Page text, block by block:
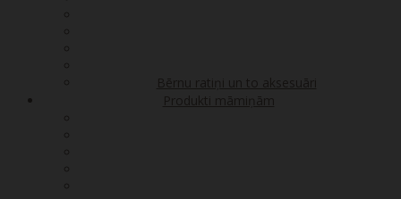
Bērnu ratiņi un to aksesuāri
Produkti māmiņām